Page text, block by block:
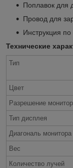
Поплавок для
Провод для
Инструкция по
Технические
Тип
Цвет
Разрешение
Тип дисплея
Диагональ монитора
Вес
Количество лучей